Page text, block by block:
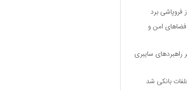
برد
امن و
سایبری
بانکی شد